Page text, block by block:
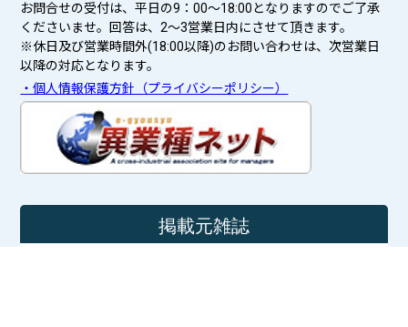
お問合せの受付は、平日の9：00～18:00となりますのでご了承
くださいませ。回答は、2〜3営業日内にさせて頂きます。
※休日及び営業時間外(18:00以降)のお問い合わせは、次営業日
以降の対応となります。
・個人情報保護方針（プライバシーポリシー）
掲載元雑誌